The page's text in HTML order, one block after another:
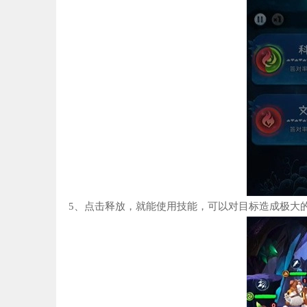
5、点击释放，就能使用技能，可以对目标造成极大